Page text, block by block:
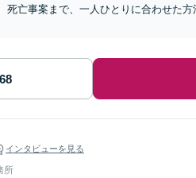
死亡事案まで、一人ひとりに合わせた
インタビューを見る
所